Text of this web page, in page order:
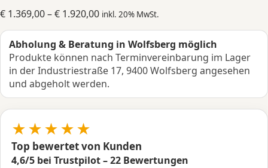
€ 1.369,00–€ 1.920,00Preisspanne:
bis
€ 1.920,00
inkl. 20% MwSt.
Abholung & Beratung in Wolfsberg möglich
Produkte können nach Terminvereinbarung im Lager
in der Industriestraße 17, 9400 Wolfsberg angesehen
und abgeholt werden.
★★★★★
Top bewertet von Kunden
4,6/5 bei Trustpilot – 22 Bewertungen